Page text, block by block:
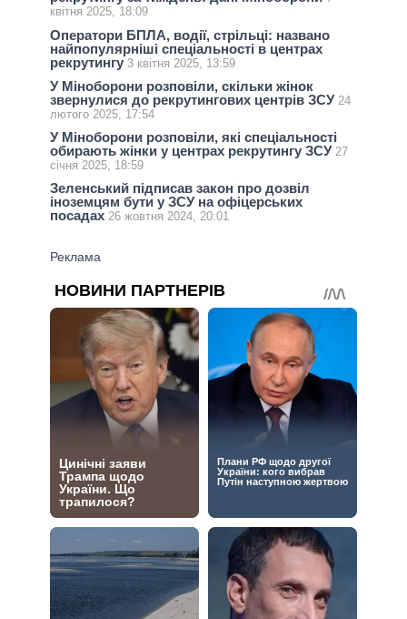
квітня 2025, 18:09
Оператори БПЛА, водії, стрільці: названо
найпопулярніші спеціальності в центрах
рекрутингу 3 квітня 2025, 13:59
У Міноборони розповіли, скільки жінок
звернулися до рекрутингових центрів ЗСУ 24
лютого 2025, 17:54
У Міноборони розповіли, які спеціальності
обирають жінки у центрах рекрутингу ЗСУ 27
січня 2025, 18:59
Зеленський підписав закон про дозвіл
іноземцям бути у ЗСУ на офіцерських
посадах 26 жовтня 2024, 20:01